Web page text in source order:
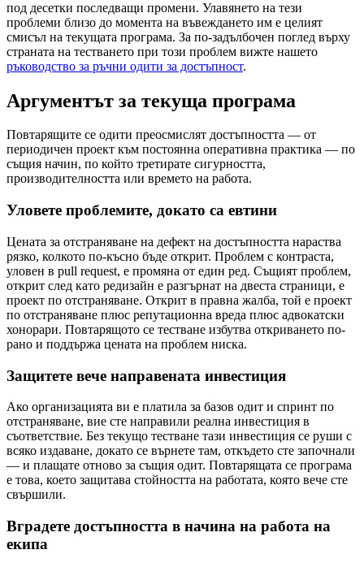
под десетки последващи промени. Улавянето на тези
проблеми близо до момента на въвеждането им е целият
смисъл на текущата програма. За по-задълбочен поглед върху
страната на тестването при този проблем вижте нашето
ръководство за ръчни одити за достъпност.
Аргументът за текуща програма
Повтарящите се одити преосмислят достъпността — от
периодичен проект към постоянна оперативна практика — по
същия начин, по който третирате сигурността,
производителността или времето на работа.
Уловете проблемите, докато са евтини
Цената за отстраняване на дефект на достъпността нараства
рязко, колкото по-късно бъде открит. Проблем с контраста,
уловен в pull request, е промяна от един ред. Същият проблем,
открит след като редизайн е разгърнат на двеста страници, е
проект по отстраняване. Открит в правна жалба, той е проект
по отстраняване плюс репутационна вреда плюс адвокатски
хонорари. Повтарящото се тестване избутва откриването по-
рано и поддържа цената на проблем ниска.
Защитете вече направената инвестиция
Ако организацията ви е платила за базов одит и спринт по
отстраняване, вие сте направили реална инвестиция в
съответствие. Без текущо тестване тази инвестиция се руши с
всяко издаване, докато се върнете там, откъдето сте започнали
— и плащате отново за същия одит. Повтарящата се програма
е това, което защитава стойността на работата, която вече сте
свършили.
Вградете достъпността в начина на работа на
екипа